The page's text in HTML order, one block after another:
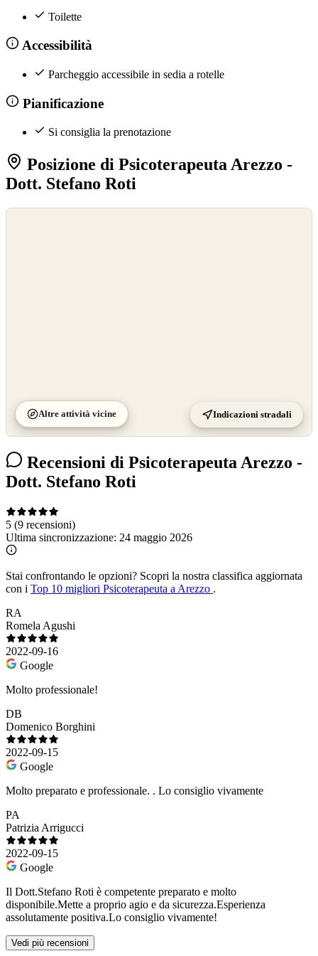
Toilette
Accessibilità
Parcheggio accessibile in sedia a rotelle
Pianificazione
Si consiglia la prenotazione
Posizione di Psicoterapeuta Arezzo -
Dott. Stefano Roti
Altre attività vicine Indicazioni stradali
Recensioni di Psicoterapeuta Arezzo -
Dott. Stefano Roti
5 (9 recensioni)
Ultima sincronizzazione: 24 maggio 2026
Stai confrontando le opzioni? Scopri la nostra classifica aggiornata
con i Top 10 migliori Psicoterapeuta a Arezzo .
RA
Romela Agushi
2022-09-16
Google
Molto professionale!
DB
Domenico Borghini
2022-09-15
Google
Molto preparato e professionale. . Lo consiglio vivamente
PA
Patrizia Arrigucci
2022-09-15
Google
Il Dott.Stefano Roti è competente preparato e molto
disponibile.Mette a proprio agio e da sicurezza.Esperienza
assolutamente positiva.Lo consiglio vivamente!
Vedi più recensioni